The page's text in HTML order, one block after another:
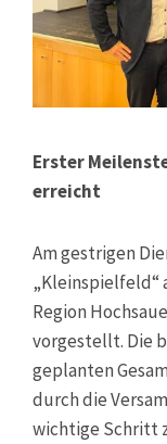
Erster
erreicht
Am gestrigen
„Kleinspielfeld“
Region
vorgestellt. Die
geplanten
durch die
wichtige Schritt